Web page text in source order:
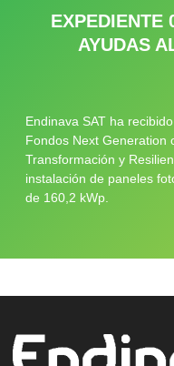
EXPEDIENTE
AYUDAS
Endinava SAT ha
Fondos Next Generation
Transformación y
instalación de paneles
de 160,2 kWp.